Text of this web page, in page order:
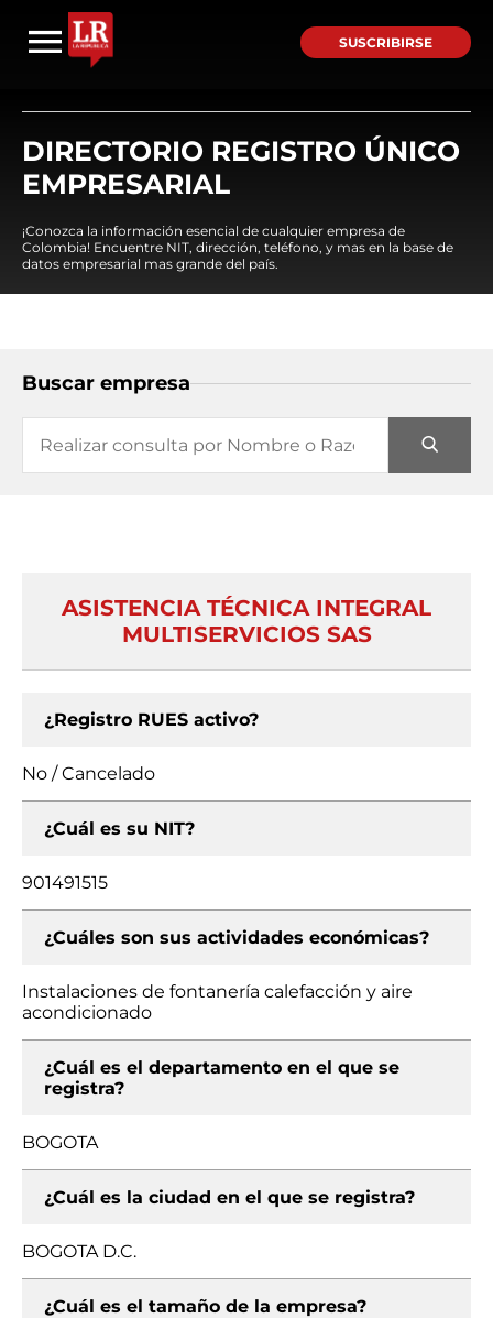
SUSCRIBIRSE
DIRECTORIO REGISTRO ÚNICO
EMPRESARIAL
¡Conozca la información esencial de cualquier empresa de
Colombia! Encuentre NIT, dirección, teléfono, y mas en la base de
datos empresarial mas grande del país.
Buscar empresa
ASISTENCIA TÉCNICA INTEGRAL
MULTISERVICIOS SAS
¿Registro RUES activo?
No / Cancelado
¿Cuál es su NIT?
901491515
¿Cuáles son sus actividades económicas?
Instalaciones de fontanería calefacción y aire
acondicionado
¿Cuál es el departamento en el que se
registra?
BOGOTA
¿Cuál es la ciudad en el que se registra?
BOGOTA D.C.
¿Cuál es el tamaño de la empresa?